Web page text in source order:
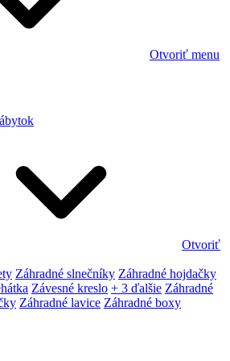
Otvoriť menu
Otvoriť
Záhradné slnečníky Záhradné hojdačky
Závesné kreslo + 3 ďalšie Záhradné
Záhradné lavice Záhradné boxy